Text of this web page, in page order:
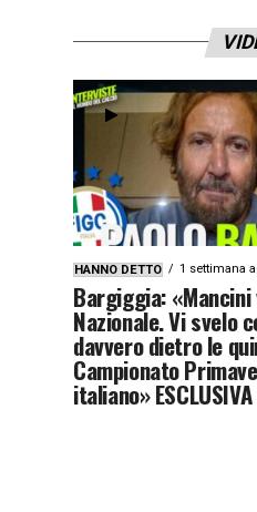
HANNO DETTO 1 settimana
Bargiggia:
Nazionale. Vi svelo
davvero dietro le
Campionato
italiano» ESCLUSIVA